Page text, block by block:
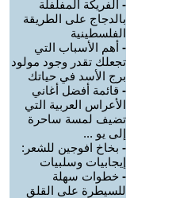
- الفريكة المفلفلة
بالدجاج على الطريقة
الفلسطينية
- أهم الأسباب التي
تجعلك تقدر وجود مولود
برج الأسد في حياتك
- قائمة أفضل أغاني
الأعراس العربية التي
تضيف لمسة ساحرة
إلى يو ...
- بخاخ افوجين للشعر:
إيجابيات وسلبيات
- خطوات سهلة
للسيطرة على القلق